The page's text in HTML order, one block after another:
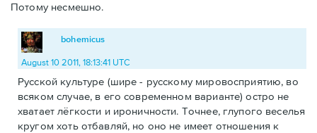
Потому несмешно.
bohemicus
August 10 2011, 18:13:41 UTC
Русской культуре (шире - русскому мировосприятию, во
всяком случае, в его современном варианте) остро не
хватает лёгкости и ироничности. Точнее, глупого веселья
кругом хоть отбавляй, но оно не имеет отношения к